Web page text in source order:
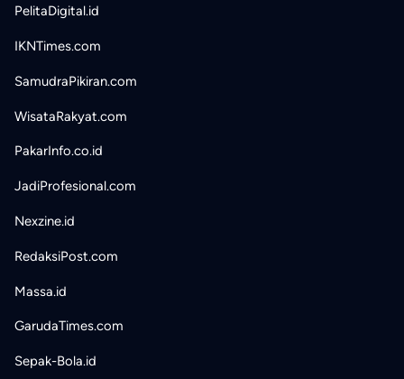
PelitaDigital.id
IKNTimes.com
SamudraPikiran.com
WisataRakyat.com
PakarInfo.co.id
JadiProfesional.com
Nexzine.id
RedaksiPost.com
Massa.id
GarudaTimes.com
Sepak-Bola.id